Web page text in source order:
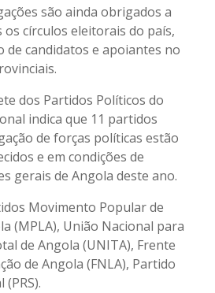
são ainda obrigados a
círculos eleitorais do país,
de candidatos e apoiantes no
dos Partidos Políticos do
indica que 11 partidos
de forças políticas estão
e em condições de
gerais de Angola deste ano.
Movimento Popular de
(MPLA), União Nacional para
de Angola (UNITA), Frente
de Angola (FNLA), Partido
(PRS).